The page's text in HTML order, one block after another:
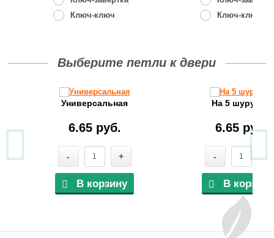
Ключ-ключ
Ключ-ключ
Выберите петли к двери
Универсальная
6.65 руб.
- +
В корзину
На 5 шурупов
6.65 руб.
- +
В корзину